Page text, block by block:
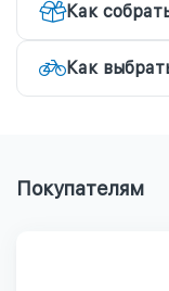
Как
Как
Покупателям